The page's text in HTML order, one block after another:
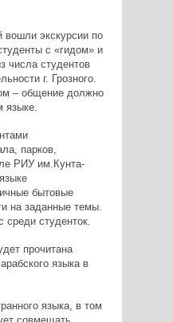
вошли экскурсии по
с «гидом» и
числа студентов
г. Грозного.
– общение должно
языке.
парков,
РИУ им.Кунта-
бытовые
на заданные темы.
среди студенток.
прочитана
языка в
языка, в том
совмещать